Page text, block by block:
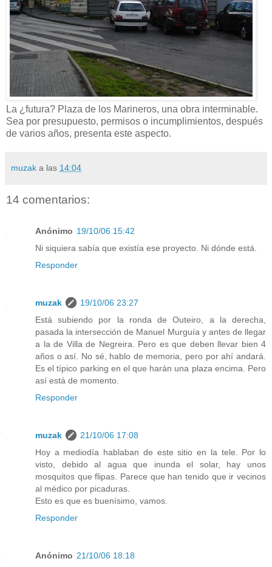
La ¿futura? Plaza de los Marineros, una obra interminable.
Sea por presupuesto, permisos o incumplimientos, después
de varios años, presenta este aspecto.
muzak a las 14:04
14 comentarios:
Anónimo 19/10/06 15:42
Ni siquiera sabía que existía ese proyecto. Ni dónde está.
Responder
muzak
19/10/06 23:27
Está subiendo por la ronda de Outeiro, a la derecha,
pasada la intersección de Manuel Murguía y antes de llegar
a la de Villa de Negreira. Pero es que deben llevar bien 4
años o así. No sé, hablo de memoria, pero por ahí andará.
Es el típico parking en el que harán una plaza encima. Pero
así está de momento.
Responder
muzak
21/10/06 17:08
Hoy a mediodía hablaban de este sitio en la tele. Por lo
visto, debido al agua que inunda el solar, hay unos
mosquitos que flipas. Parece que han tenido que ir vecinos
al médico por picaduras.
Esto es que es buenísimo, vamos.
Responder
Anónimo 21/10/06 18:18